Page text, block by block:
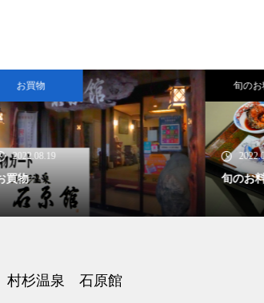
旬のお料理
2022.08.18
旬のお料理
村杉温泉 石原館